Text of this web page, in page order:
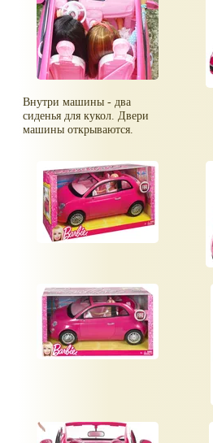
Внутри машины - два
сиденья для кукол. Двери
машины открываются.